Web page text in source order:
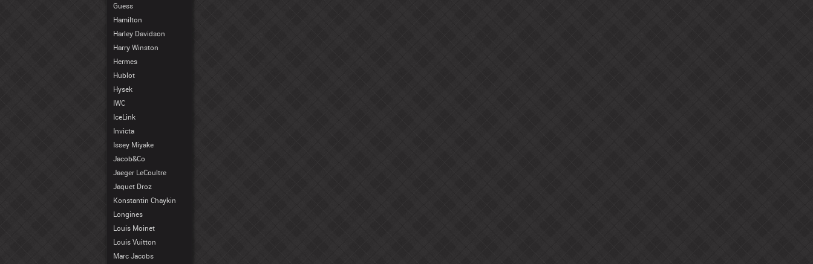
Guess
Hamilton
Harley Davidson
Harry Winston
Hermes
Hublot
Hysek
IWC
IceLink
Invicta
Issey Miyake
Jacob&Co
Jaeger LeCoultre
Jaquet Droz
Konstantin Chaykin
Longines
Louis Moinet
Louis Vuitton
Marc Jacobs